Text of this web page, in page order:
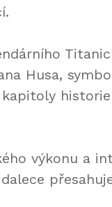
Husa,
výkonu a